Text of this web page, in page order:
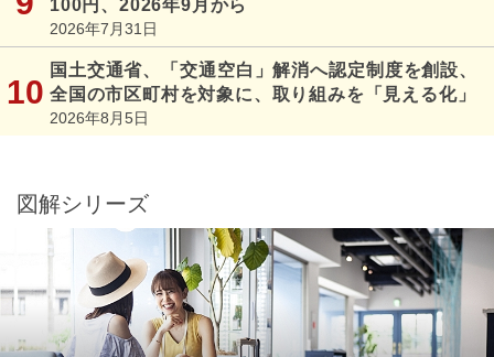
100円、2026年9月から
2026年7月31日
国土交通省、「交通空白」解消へ認定制度を創設、
全国の市区町村を対象に、取り組みを「見える化」
2026年8月5日
図解シリーズ